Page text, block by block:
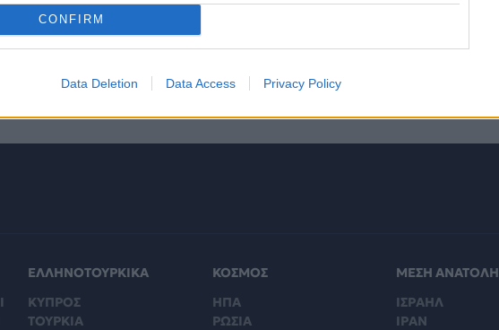
CONFIRM
Data Deletion Data Access Privacy Policy
ΕΛΛΗΝΟΤΟΥΡΚΙΚΑ
ΚΥΠΡΟΣ
ΤΟΥΡΚΙΑ
ΚΟΣΜΟΣ
ΗΠΑ
ΡΩΣΙΑ
ΜΕΣΗ ΑΝΑΤΟΛΗ
ΙΣΡΑΗΛ
ΙΡΑΝ